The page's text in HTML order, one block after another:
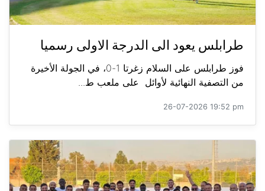
طرابلس يعود الى الدرجة الاولى رسميا
فوز طرابلس على السلام زغرتا 1-0، في الجولة الأخيرة
من التصفية النهائية لأوائل على ملعب ط...
26-07-2026 19:52 pm